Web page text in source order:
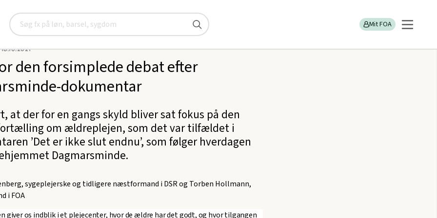
Søg
Mit FOA
os for den forsimplede debat efter Dagmarsminde-dokumentar
den forsimplede debat efter
dokumentar
at der for en gangs skyld bliver sat fokus på den
om ældreplejen, som det var tilfældet i
’Det er ikke slut endnu’, som følger hverdagen
Dagmarsminde.
sygeplejerske og tidligere næstformand i DSR og Torben Hollmann,
i FOA
giver os indblik i et plejecenter, hvor de ældre har det godt, og hvor tilgangen